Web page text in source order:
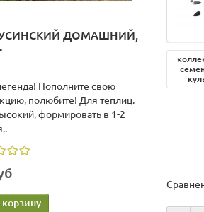
ДОМАШНИЙ,
Пополните свою
полюбите! Для теплиц.
формировать в 1-2
корзину